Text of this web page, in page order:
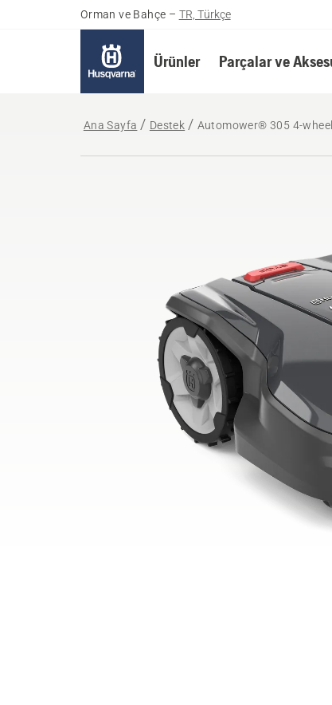
Orman ve Bahçe – TR, Türkçe
Ürünler Parçalar ve
Ana Sayfa Destek Automower® 305 4-wheel